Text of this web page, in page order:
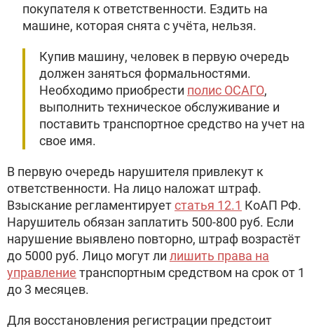
покупателя к ответственности. Ездить на
машине, которая снята с учёта, нельзя.
Купив машину, человек в первую очередь
должен заняться формальностями.
Необходимо приобрести полис ОСАГО,
выполнить техническое обслуживание и
поставить транспортное средство на учет на
свое имя.
В первую очередь нарушителя привлекут к
ответственности. На лицо наложат штраф.
Взыскание регламентируетстатья 12.1 КоАП РФ.
Нарушитель обязан заплатить 500-800 руб. Если
нарушение выявлено повторно, штраф возрастёт
до 5000 руб. Лицо могут ли лишить права на
управление транспортным средством на срок от 1
до 3 месяцев.
Для восстановления регистрации предстоит